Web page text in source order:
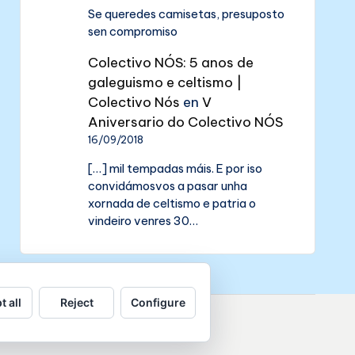
Se queredes camisetas, presuposto
sen compromiso
Colectivo NÓS: 5 anos de
galeguismo e celtismo |
Colectivo Nós enV
Aniversario do Colectivo NÓS
16/09/2018
[…] mil tempadas máis. E por iso
convidámosvos a pasar unha
xornada de celtismo e patria o
vindeiro venres 30…
all Reject Configure